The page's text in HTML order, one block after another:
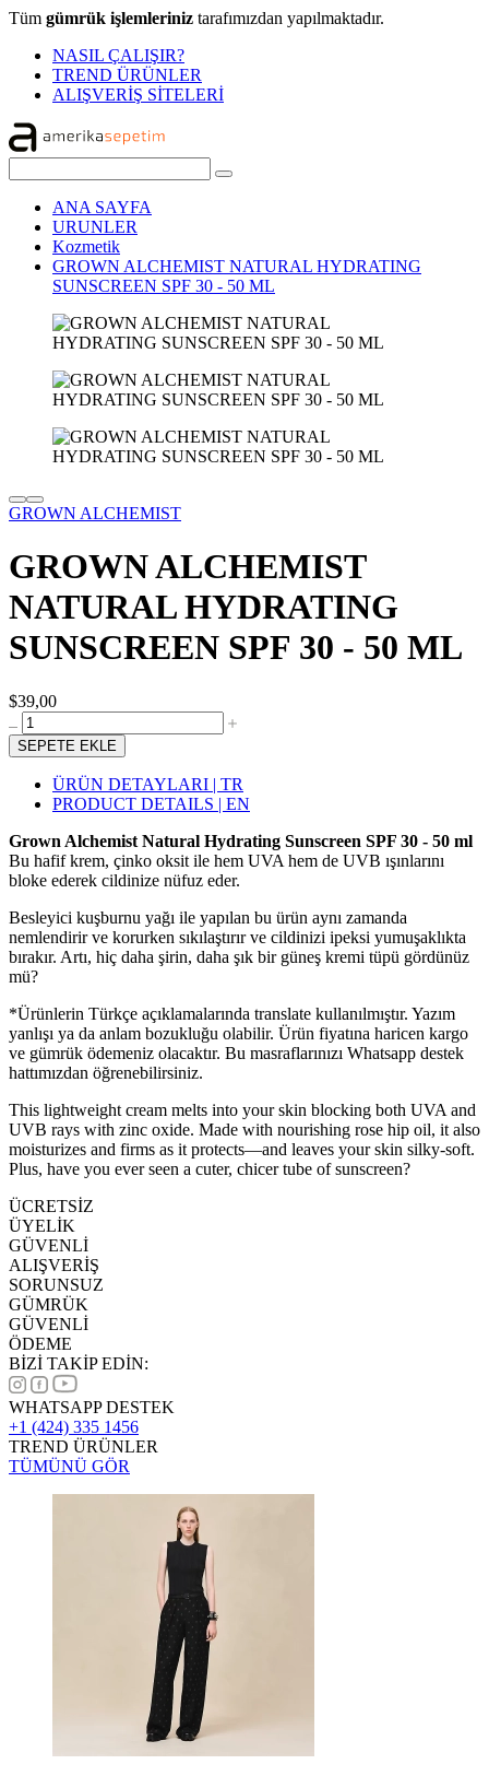
Tüm gümrük işlemleriniz tarafımızdan yapılmaktadır.
NASIL ÇALIŞIR?
TREND ÜRÜNLER
ALIŞVERİŞ SİTELERİ
ANA SAYFA
URUNLER
Kozmetik
GROWN ALCHEMIST NATURAL HYDRATING
SUNSCREEN SPF 30 - 50 ML
GROWN ALCHEMIST
GROWN ALCHEMIST
NATURAL HYDRATING
SUNSCREEN SPF 30 - 50 ML
$39,00
SEPETE EKLE
ÜRÜN DETAYLARI | TR
PRODUCT DETAILS | EN
Grown Alchemist Natural Hydrating Sunscreen SPF 30 - 50 ml
Bu hafif krem, çinko oksit ile hem UVA hem de UVB ışınlarını
bloke ederek cildinize nüfuz eder.
Besleyici kuşburnu yağı ile yapılan bu ürün aynı zamanda
nemlendirir ve korurken sıkılaştırır ve cildinizi ipeksi yumuşaklıkta
bırakır. Artı, hiç daha şirin, daha şık bir güneş kremi tüpü gördünüz
mü?
*Ürünlerin Türkçe açıklamalarında translate kullanılmıştır. Yazım
yanlışı ya da anlam bozukluğu olabilir. Ürün fiyatına haricen kargo
ve gümrük ödemeniz olacaktır. Bu masraflarınızı Whatsapp destek
hattımızdan öğrenebilirsiniz.
This lightweight cream melts into your skin blocking both UVA and
UVB rays with zinc oxide. Made with nourishing rose hip oil, it also
moisturizes and firms as it protects—and leaves your skin silky-soft.
Plus, have you ever seen a cuter, chicer tube of sunscreen?
ÜCRETSİZ
ÜYELİK
GÜVENLİ
ALIŞVERİŞ
SORUNSUZ
GÜMRÜK
GÜVENLİ
ÖDEME
BİZİ TAKİP EDİN:
WHATSAPP DESTEK
+1 (424) 335 1456
TREND ÜRÜNLER
TÜMÜNÜ GÖR